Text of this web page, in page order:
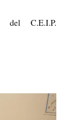
del C.E.I.P.